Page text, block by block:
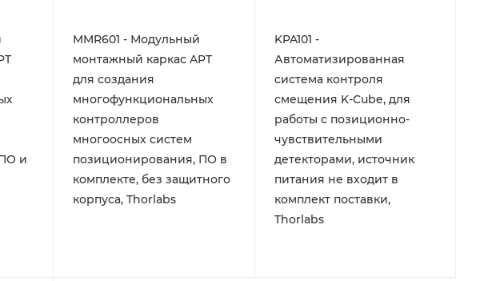
и
MMR601 - Модульный
монтажный каркас APT
для создания
многофункциональных
контроллеров
многоосных систем
позиционирования, ПО в
комплекте, без защитного
корпуса, Thorlabs
KPA101 -
Автоматизированная
система контроля
смещения K-Cube, для
работы с позиционно-
чувствительными
детекторами, источник
питания не входит в
комплект поставки,
Thorlabs